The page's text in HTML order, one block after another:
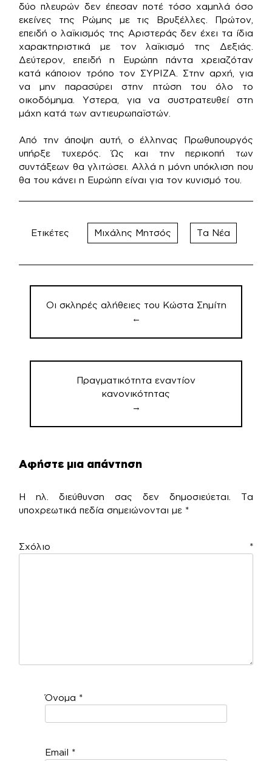
δύο πλευρών δεν έπεσαν ποτέ τόσο χαμηλά όσο
εκείνες της Ρώμης με τις Βρυξέλλες. Πρώτον,
επειδή ο λαϊκισμός της Αριστεράς δεν έχει τα ίδια
χαρακτηριστικά με τον λαϊκισμό της Δεξιάς.
Δεύτερον, επειδή η Ευρώπη πάντα χρειαζόταν
κατά κάποιον τρόπο τον ΣΥΡΙΖΑ. Στην αρχή, για
να μην παρασύρει στην πτώση του όλο το
οικοδόμημα. Υστερα, για να συστρατευθεί στη
μάχη κατά των αντιευρωπαϊστών.
Από την άποψη αυτή, ο έλληνας Πρωθυπουργός
υπήρξε τυχερός. Ώς και την περικοπή των
συντάξεων θα γλιτώσει. Αλλά η μόνη υπόκλιση που
θα του κάνει η Ευρώπη είναι για τον κυνισμό του.
Ετικέτες Μιχάλης Μητσός Τα Νέα
Πλοήγηση
άρθρων
Οι σκληρές αλήθειες του Κώστα Σημίτη
←
Πραγματικότητα εναντίον
κανονικότητας
→
Αφήστε μια απάντηση
Η ηλ. διεύθυνση σας δεν δημοσιεύεται.
Τα
υποχρεωτικά πεδία σημειώνονται με *
Σχόλιο *
Όνομα *
Email *